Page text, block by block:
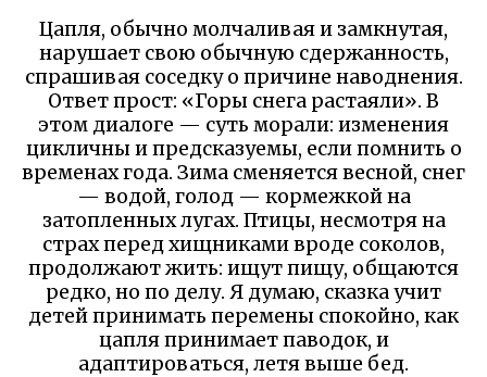
Цапля, обычно молчаливая и замкнутая,
нарушает свою обычную сдержанность,
спрашивая соседку о причине наводнения.
Ответ прост: «Горы снега растаяли». В
этом диалоге — суть морали: изменения
цикличны и предсказуемы, если помнить о
временах года. Зима сменяется весной, снег
— водой, голод — кормежкой на
затопленных лугах. Птицы, несмотря на
страх перед хищниками вроде соколов,
продолжают жить: ищут пищу, общаются
редко, но по делу. Я думаю, сказка учит
детей принимать перемены спокойно, как
цапля принимает паводок, и
адаптироваться, летя выше бед.